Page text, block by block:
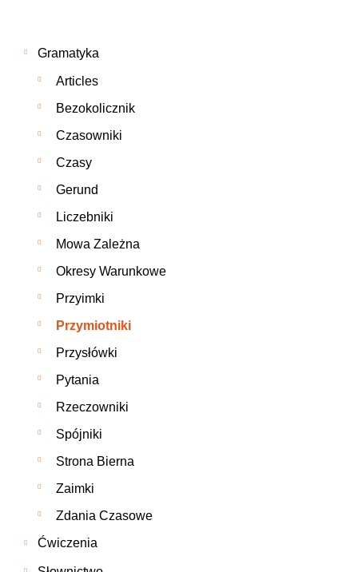
Gramatyka
Articles
Bezokolicznik
Czasowniki
Czasy
Gerund
Liczebniki
Mowa Zależna
Okresy Warunkowe
Przyimki
Przymiotniki
Przysłówki
Pytania
Rzeczowniki
Spójniki
Strona Bierna
Zaimki
Zdania Czasowe
Ćwiczenia